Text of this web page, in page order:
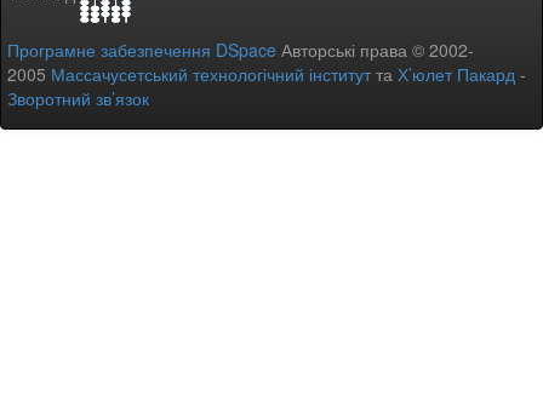
Програмне забезпечення DSpace Авторські права © 2002-
2005 Массачусетський технологічний інститутта Х’юлет Пакард -
Зворотний зв’язок